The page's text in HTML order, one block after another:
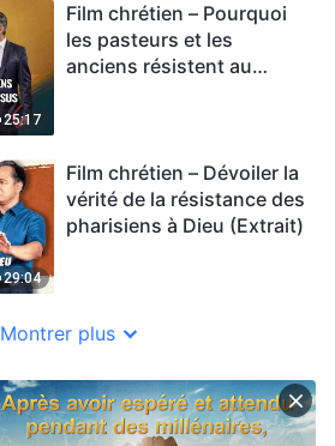
25:17
Film chrétien – Pourquoi
les pasteurs et les
anciens résistent au
29:04
Film chrétien – Dévoiler la
vérité de la résistance des
pharisiens à Dieu (Extrait)
Montrer plus